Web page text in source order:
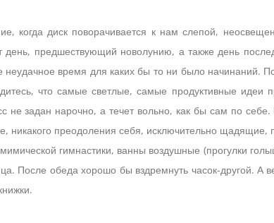
когда диск поворачивается к нам слепой,
день, предшествующий новолунию, а также день
время для каких бы то ни было начинаний.
что самые светлые, самые продуктивные идеи
не задан нарочно, а течет вольно, как бы сам по
никакого преодоления себя, исключительно
гимнастики, ванны воздушные (прогулки
После обеда хорошо бы вздремнуть часок-другой.